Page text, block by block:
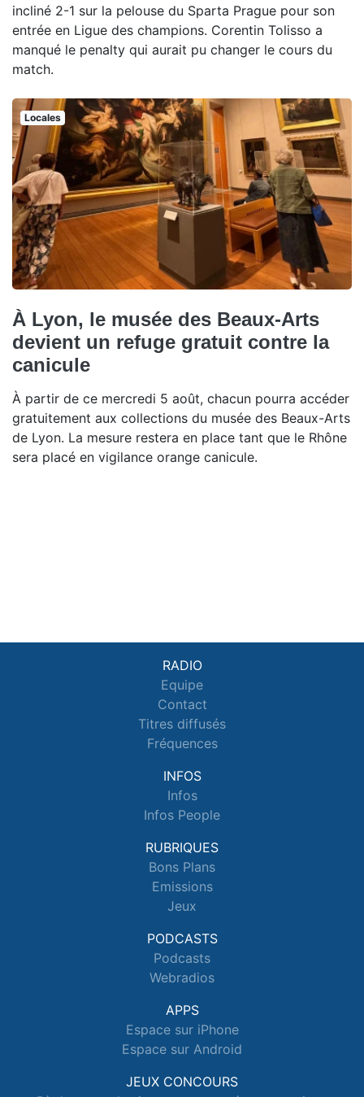
incliné 2-1 sur la pelouse du Sparta Prague pour son
entrée en Ligue des champions. Corentin Tolisso a
manqué le penalty qui aurait pu changer le cours du
match.
Locales
À Lyon, le musée des Beaux-Arts
devient un refuge gratuit contre la
canicule
À partir de ce mercredi 5 août, chacun pourra accéder
gratuitement aux collections du musée des Beaux-Arts
de Lyon. La mesure restera en place tant que le Rhône
sera placé en vigilance orange canicule.
RADIO
Equipe
Contact
Titres diffusés
Fréquences
INFOS
Infos
Infos People
RUBRIQUES
Bons Plans
Emissions
Jeux
PODCASTS
Podcasts
Webradios
APPS
Espace sur iPhone
Espace sur Android
JEUX CONCOURS